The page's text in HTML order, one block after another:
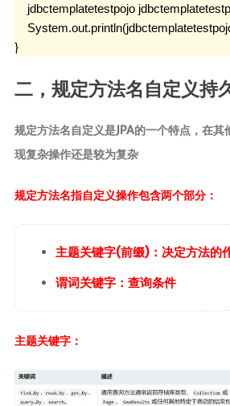
jdbctemplatetestpojo
}
二，规定方法名自定义持
规定方法名自定义是JPA的一个特点，在其
现复杂操作还是较为复杂
规定方法名指自定义操作包含两个部分：
主题关键字(前缀)：决定方法的
谓词关键字：查询条件
主题关键字：